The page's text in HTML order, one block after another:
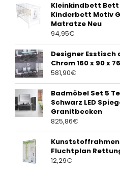
Kleinkindbett
Kinderbett Motiv
Matratze Neu
94,95€
Designer
Chrom 160 x 90 x
581,90€
Badmöbel Set 5
Schwarz LED
Granitbecken
825,86€
Fluchtplan
12,29€